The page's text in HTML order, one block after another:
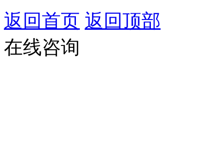
返回首页 返回顶部
在线咨询